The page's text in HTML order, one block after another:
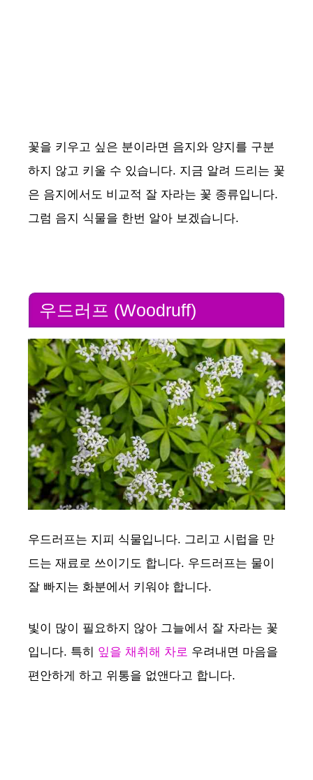
꽃을 키우고 싶은 분이라면 음지와 양지를 구분
하지 않고 키울 수 있습니다. 지금 알려 드리는 꽃
은 음지에서도 비교적 잘 자라는 꽃 종류입니다.
그럼 음지 식물을 한번 알아 보겠습니다.
우드러프 (Woodruff)
우드러프는 지피 식물입니다. 그리고 시럽을 만
드는 재료로 쓰이기도 합니다. 우드러프는 물이
잘 빠지는 화분에서 키워야 합니다.
빛이 많이 필요하지 않아 그늘에서 잘 자라는 꽃
입니다. 특히 잎을 채취해 차로 우려내면 마음을
편안하게 하고 위통을 없앤다고 합니다.